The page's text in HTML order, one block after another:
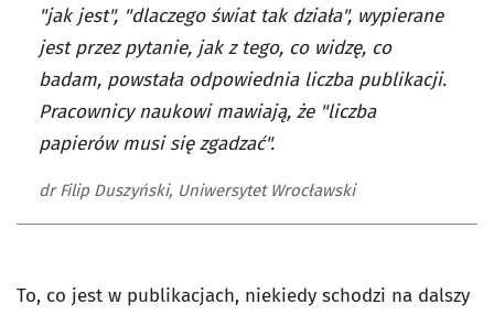
"jak jest", "dlaczego świat tak działa", wypierane
jest przez pytanie, jak z tego, co widzę, co
badam, powstała odpowiednia liczba publikacji.
Pracownicy naukowi mawiają, że "liczba
papierów musi się zgadzać".
dr Filip Duszyński, Uniwersytet Wrocławski
To, co jest w publikacjach, niekiedy schodzi na dalszy